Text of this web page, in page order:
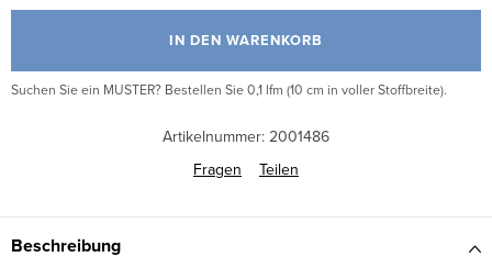
IN DEN WARENKORB
Suchen Sie ein MUSTER? Bestellen Sie 0,1 lfm (10 cm in voller Stoffbreite).
Artikelnummer: 2001486
Fragen
Teilen
Beschreibung